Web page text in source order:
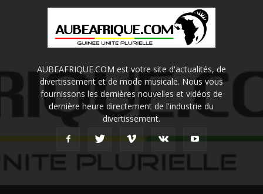
AUBEAFRIQUE.COM est votre site d'actualités, de
divertissement et de mode musicale. Nous vous
fournissons les dernières nouvelles et vidéos de
dernière heure directement de l'industrie du
divertissement.